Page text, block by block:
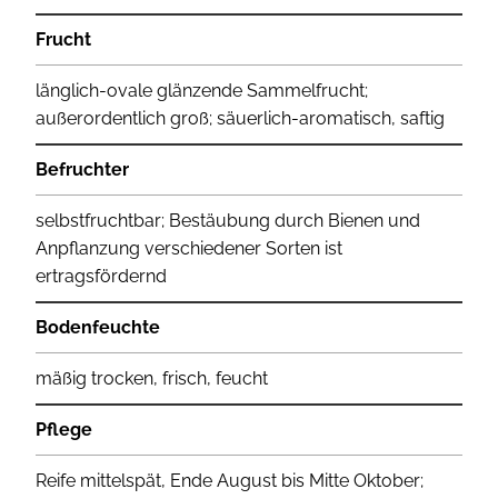
Frucht
länglich-ovale glänzende Sammelfrucht;
außerordentlich groß; säuerlich-aromatisch, saftig
Befruchter
selbstfruchtbar; Bestäubung durch Bienen und
Anpflanzung verschiedener Sorten ist
ertragsfördernd
Bodenfeuchte
mäßig trocken, frisch, feucht
Pflege
Reife mittelspät, Ende August bis Mitte Oktober;